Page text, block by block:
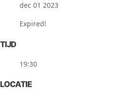
dec 01 2023
Expired!
TIJD
19:30
LOCATIE